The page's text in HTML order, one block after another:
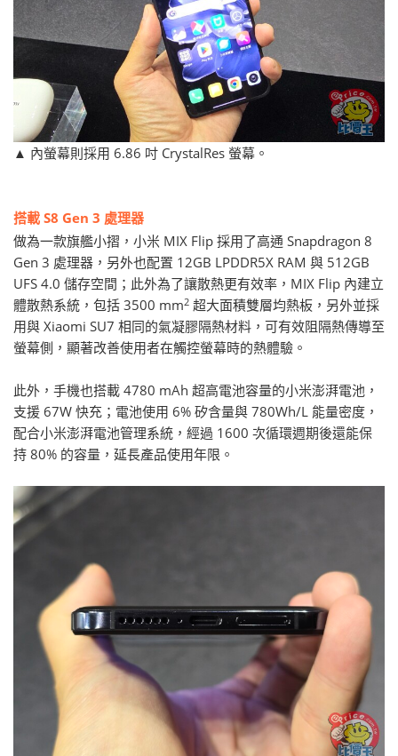
▲ 內螢幕則採用 6.86 吋 CrystalRes 螢幕。
搭載 S8 Gen 3 處理器
做為一款旗艦小摺，小米 MIX Flip 採用了高通 Snapdragon 8
Gen 3 處理器，另外也配置 12GB LPDDR5X RAM 與 512GB
UFS 4.0 儲存空間；此外為了讓散熱更有效率，MIX Flip 內建立
體散熱系統，包括 3500 mm2 超大面積雙層均熱板，另外並採
用與 Xiaomi SU7 相同的氣凝膠隔熱材料，可有效阻隔熱傳導至
螢幕側，顯著改善使用者在觸控螢幕時的熱體驗。
此外，手機也搭載 4780 mAh 超高電池容量的小米澎湃電池，
支援 67W 快充；電池使用 6% 矽含量與 780Wh/L 能量密度，
配合小米澎湃電池管理系統，經過 1600 次循環週期後還能保
持 80% 的容量，延長產品使用年限。